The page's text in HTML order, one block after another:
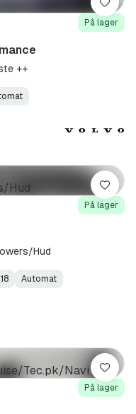
På lager
++
Lagre
På lager
Hud
Automat
Lagre
På lager
Lagre